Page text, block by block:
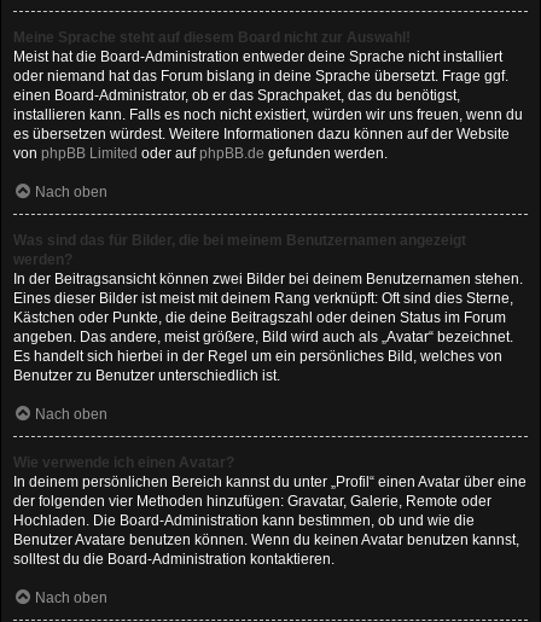
Meine Sprache steht auf diesem Board nicht zur Auswahl!
Meist hat die Board-Administration entweder deine Sprache nicht installiert
oder niemand hat das Forum bislang in deine Sprache übersetzt. Frage ggf.
einen Board-Administrator, ob er das Sprachpaket, das du benötigst,
installieren kann. Falls es noch nicht existiert, würden wir uns freuen, wenn du
es übersetzen würdest. Weitere Informationen dazu können auf der Website
von phpBB Limited oder aufphpBB.de gefunden werden.
Nach oben
Was sind das für Bilder, die bei meinem Benutzernamen angezeigt
werden?
In der Beitragsansicht können zwei Bilder bei deinem Benutzernamen stehen.
Eines dieser Bilder ist meist mit deinem Rang verknüpft: Oft sind dies Sterne,
Kästchen oder Punkte, die deine Beitragszahl oder deinen Status im Forum
angeben. Das andere, meist größere, Bild wird auch als „Avatar“ bezeichnet.
Es handelt sich hierbei in der Regel um ein persönliches Bild, welches von
Benutzer zu Benutzer unterschiedlich ist.
Nach oben
Wie verwende ich einen Avatar?
In deinem persönlichen Bereich kannst du unter „Profil“ einen Avatar über eine
der folgenden vier Methoden hinzufügen: Gravatar, Galerie, Remote oder
Hochladen. Die Board-Administration kann bestimmen, ob und wie die
Benutzer Avatare benutzen können. Wenn du keinen Avatar benutzen kannst,
solltest du die Board-Administration kontaktieren.
Nach oben